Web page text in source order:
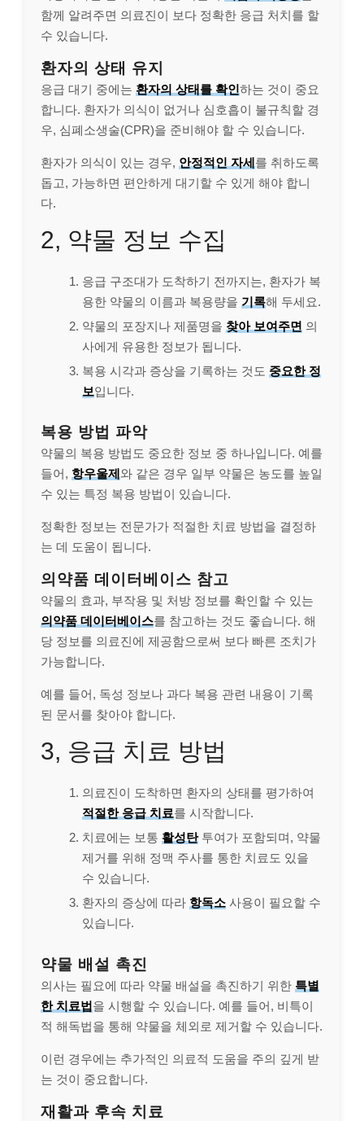
함께 알려주면 의료진이 보다 정확한 응급 처치를 할
수 있습니다.
환자의 상태 유지
응급 대기 중에는 환자의 상태를 확인하는 것이 중요
합니다. 환자가 의식이 없거나 심호흡이 불규칙할 경
우, 심폐소생술(CPR)을 준비해야 할 수 있습니다.
환자가 의식이 있는 경우, 안정적인 자세를 취하도록
돕고, 가능하면 편안하게 대기할 수 있게 해야 합니
다.
2, 약물 정보 수집
응급 구조대가 도착하기 전까지는, 환자가 복
용한 약물의 이름과 복용량을 기록해 두세요.
약물의 포장지나 제품명을 찾아 보여주면 의
사에게 유용한 정보가 됩니다.
복용 시각과 증상을 기록하는 것도 중요한 정
보입니다.
복용 방법 파악
약물의 복용 방법도 중요한 정보 중 하나입니다. 예를
들어, 항우울제와 같은 경우 일부 약물은 농도를 높일
수 있는 특정 복용 방법이 있습니다.
정확한 정보는 전문가가 적절한 치료 방법을 결정하
는 데 도움이 됩니다.
의약품 데이터베이스 참고
약물의 효과, 부작용 및 처방 정보를 확인할 수 있는
의약품 데이터베이스를 참고하는 것도 좋습니다. 해
당 정보를 의료진에 제공함으로써 보다 빠른 조치가
가능합니다.
예를 들어, 독성 정보나 과다 복용 관련 내용이 기록
된 문서를 찾아야 합니다.
3, 응급 치료 방법
의료진이 도착하면 환자의 상태를 평가하여
적절한 응급 치료를 시작합니다.
치료에는 보통 활성탄투여가 포함되며, 약물
제거를 위해 정맥 주사를 통한 치료도 있을
수 있습니다.
환자의 증상에 따라 항독소 사용이 필요할 수
있습니다.
약물 배설 촉진
의사는 필요에 따라 약물 배설을 촉진하기 위한 특별
한 치료법을 시행할 수 있습니다. 예를 들어, 비특이
적 해독법을 통해 약물을 체외로 제거할 수 있습니다.
이런 경우에는 추가적인 의료적 도움을 주의 깊게 받
는 것이 중요합니다.
재활과 후속 치료